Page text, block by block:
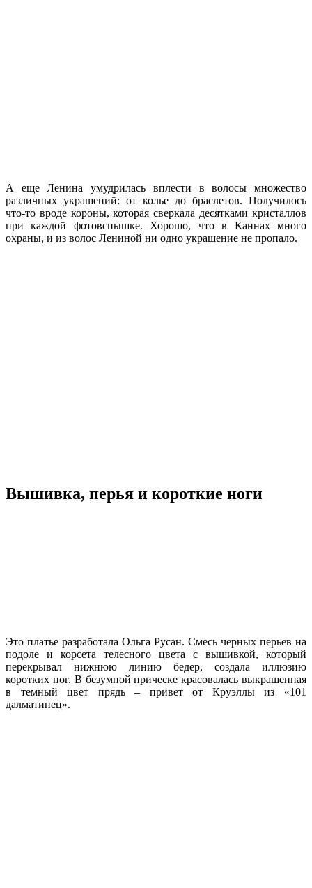
А еще Ленина умудрилась вплести в волосы множество
различных украшений: от колье до браслетов. Получилось
что-то вроде короны, которая сверкала десятками кристаллов
при каждой фотовспышке. Хорошо, что в Каннах много
охраны, и из волос Лениной ни одно украшение не пропало.
Вышивка, перья и короткие ноги
Это платье разработала Ольга Русан. Смесь черных перьев на
подоле и корсета телесного цвета с вышивкой, который
перекрывал нижнюю линию бедер, создала иллюзию
коротких ног. В безумной прическе красовалась выкрашенная
в темный цвет прядь – привет от Круэллы из «101
далматинец».